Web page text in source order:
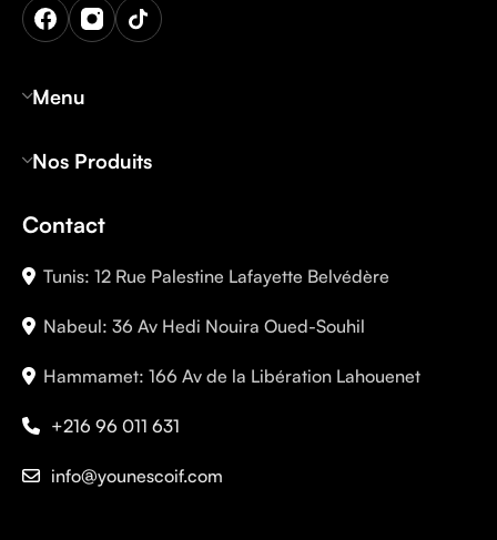
Menu
Nos Produits
Contact
Tunis: 12 Rue Palestine Lafayette Belvédère
Nabeul: 36 Av Hedi Nouira Oued-Souhil
Hammamet: 166 Av de la Libération Lahouenet
+216 96 011 631
info@younescoif.com